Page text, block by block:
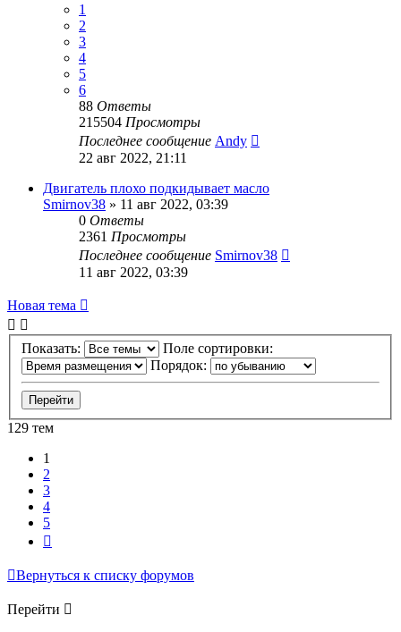
1
2
3
4
5
6
88 Ответы
215504 Просмотры
Последнее сообщение Andy
22 авг 2022, 21:11
Двигатель плохо подкидывает масло
Smirnov38 » 11 авг 2022, 03:39
0 Ответы
2361 Просмотры
Последнее сообщение Smirnov38
11 авг 2022, 03:39
Новая тема
Показать:
Поле сортировки:
Порядок:
129 тем
1
2
3
4
5
Вернуться к списку форумов
Перейти